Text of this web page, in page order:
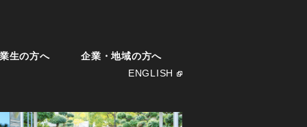
生の方へ
企業・地域の方へ
ENGLISH